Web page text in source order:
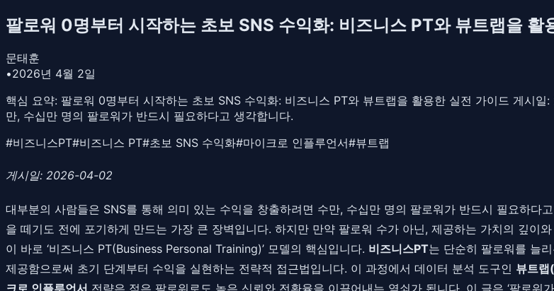
팔로워 0명부터 시작하는 초보 SNS 수익화: 비즈니스 PT와 뷰트랩을 활
문태훈
•2026년 4월 2일
핵심 요약: 팔로워 0명부터 시작하는 초보 SNS 수익화: 비즈니스 PT와 뷰트랩을 활용한 실전 가이드 게시
만, 수십만 명의 팔로워가 반드시 필요하다고 생각합니다.
#비즈니스PT#비즈니스 PT#초보 SNS 수익화#마이크로 인플루언서#뷰트랩
게시일: 2026-04-02
대부분의 사람들은 SNS를 통해 의미 있는 수익을 창출하려면 수만, 수십만 명의 팔로워가 반드시 필요하
을 떼기도 전에 포기하게 만드는 가장 큰 장벽입니다. 하지만 만약 팔로워 수가 아닌, 제공하는 가치의 깊이
이 바로 ‘비즈니스 PT(Business Personal Training)’ 모델의 핵심입니다. 비즈니스PT는 단순히 팔로워를 늘
제공함으로써 초기 단계부터 수익을 실현하는 전략적 접근법입니다. 이 과정에서 데이터 분석 도구인 뷰트
크로 인플루언서 전략은 적은 팔로워로도 높은 신뢰와 전환율을 이끌어내는 열쇠가 됩니다. 이 글은 ‘팔로워